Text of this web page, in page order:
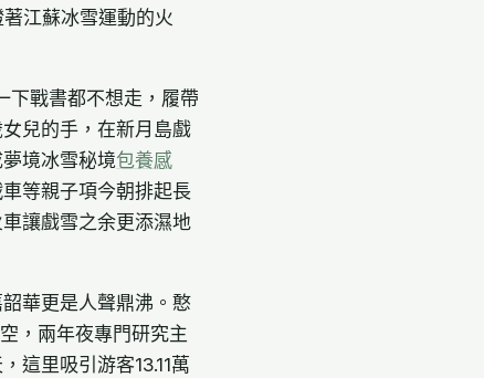
江蘇冰雪運動的火
下戰書都不想走，履帶
兒的手，在新月島戲
境冰雪秘境包養感
等親子項今朝排起長
讓戲雪之余更添濕地
華更是人聲鼎沸。憨
，兩年夜專門研究主
這里吸引游客13.11萬